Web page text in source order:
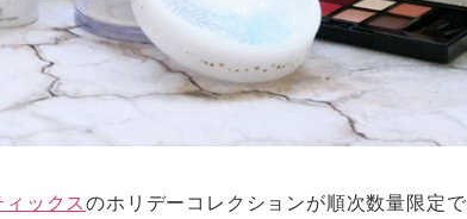
ックスのホリデーコレクションが順次数量限定で